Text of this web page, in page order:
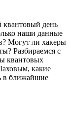
квантовый день
наши данные
Могут ли хакеры
Разбираемся с
квантовых
какие
в ближайшие